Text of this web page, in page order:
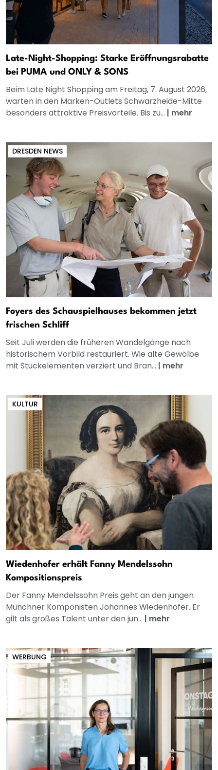
Late-Night-Shopping: Starke Eröffnungsrabatte
bei PUMA und ONLY & SONS
Beim Late Night Shopping am Freitag, 7. August 2026,
warten in den Marken-Outlets Schwarzheide-Mitte
besonders attraktive Preisvorteile. Bis zu... | mehr
DRESDEN NEWS
Foyers des Schauspielhauses bekommen jetzt
frischen Schliff
Seit Juli werden die früheren Wandelgänge nach
historischem Vorbild restauriert. Wie alte Gewölbe
mit Stuckelementen verziert und Bran... | mehr
KULTUR
Wiedenhofer erhält Fanny Mendelssohn
Kompositionspreis
Der Fanny Mendelssohn Preis geht an den jungen
Münchner Komponisten Johannes Wiedenhofer. Er
gilt als großes Talent unter den jun... | mehr
WERBUNG